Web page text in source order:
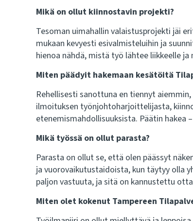
Mikä on ollut kiinnostavin projekti?
Tesoman uimahallin valaistusprojekti jäi
mukaan kevyesti esivalmisteluihin ja
hienoa nähdä, mistä työ lähtee liikkeelle
Miten päädyit hakemaan kesätöitä
Rehellisesti sanottuna en tiennyt
ilmoituksen työnjohtoharjoittelijasta,
etenemismahdollisuuksista. Päätin hakea
Mikä työssä on ollut parasta?
Parasta on ollut se, että olen päässyt
ja vuorovaikutustaidoista, kun täytyy olla
paljon vastuuta, ja sitä on kannustettu
Miten olet kokenut Tampereen